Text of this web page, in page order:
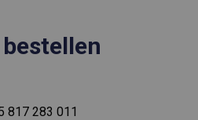
817 283 011